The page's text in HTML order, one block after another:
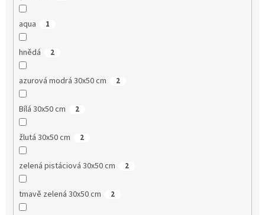
aqua 1
hnědá 2
azurová modrá 30x50 cm 2
Bílá 30x50 cm 2
žlutá 30x50 cm 2
zelená pistáciová 30x50 cm 2
tmavě zelená 30x50 cm 2